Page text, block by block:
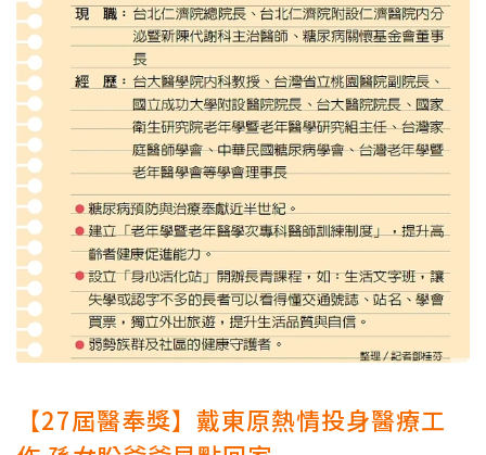
【27屆醫奉獎】戴東原熱情投身醫療工